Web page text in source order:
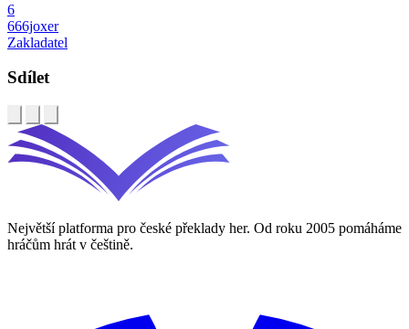
6
666joxer
Zakladatel
Sdílet
Největší platforma pro české překlady her. Od roku 2005 pomáháme
hráčům hrát v češtině.